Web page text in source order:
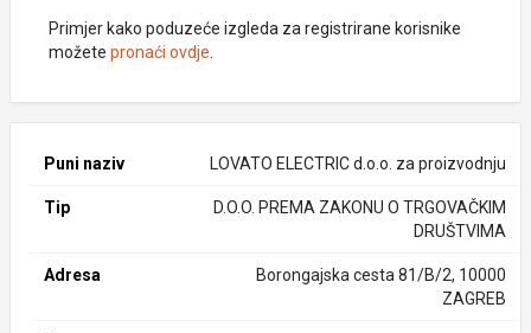
Primjer kako poduzeće izgleda za registrirane korisnike
možete pronaći ovdje
Puni naziv LOVATO ELECTRIC d.o.o. za proizvodnju
Tip
D.O.O. PREMA ZAKONU O TRGOVAČKIM
DRUŠTVIMA
Adresa
Borongajska cesta 81/B/2, 10000
ZAGREB